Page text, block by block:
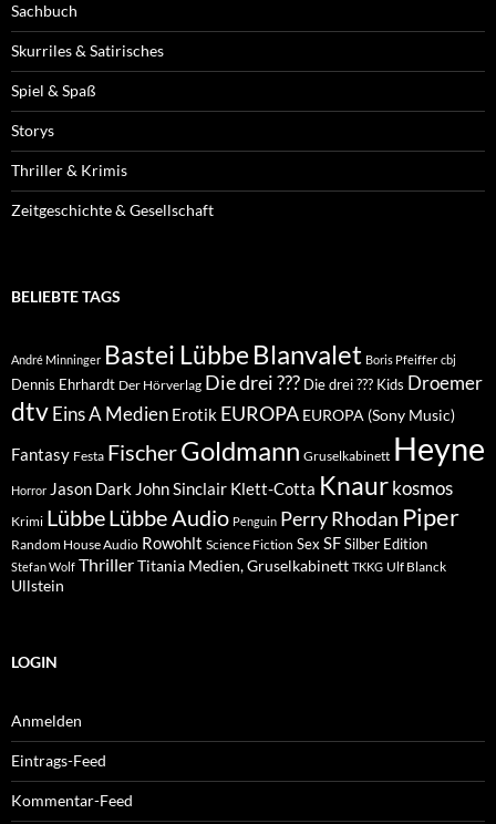
Sachbuch
Skurriles & Satirisches
Spiel & Spaß
Storys
Thriller & Krimis
Zeitgeschichte & Gesellschaft
BELIEBTE TAGS
André Minninger Bastei Lübbe Blanvalet Boris Pfeiffer cbj
Dennis Ehrhardt Der Hörverlag Die drei ??? Die drei ??? Kids Droemer
dtvEins A Medien Erotik EUROPA EUROPA (Sony Music)
Fantasy Festa FischerGoldmann Gruselkabinett Heyne
Horror Jason Dark John Sinclair Klett-Cotta Knaur kosmos
Krimi LübbeLübbe Audio Penguin Perry Rhodan Piper
Random House Audio Rowohlt Science Fiction Sex SFSilber Edition
Stefan Wolf ThrillerTitania Medien, Gruselkabinett TKKG Ulf Blanck
Ullstein
LOGIN
Anmelden
Eintrags-Feed
Kommentar-Feed